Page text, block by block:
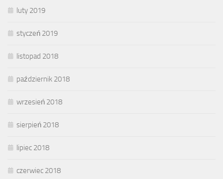
luty 2019
styczeń 2019
listopad 2018
październik 2018
wrzesień 2018
sierpień 2018
lipiec 2018
czerwiec 2018